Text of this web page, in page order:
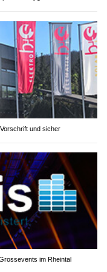
und sicher
im Rheintal